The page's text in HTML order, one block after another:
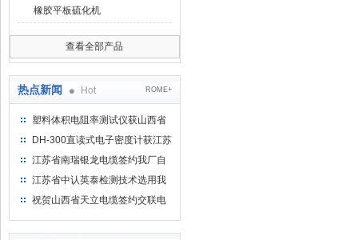
橡胶平板硫化机
查看全部产品
热点新闻 Hot ROME+
塑料体积电阻率测试仪获山西省
水利机械厂选用
DH-300直读式电子密度计获江苏
省苏州市安信塑业选用
江苏省南瑞银龙电缆签约我厂自
然换气老化箱等电缆检测设备
江苏省中认英泰检测技术选用我
厂自然换气老化试验箱
祝贺山西省天立电缆签约交联电